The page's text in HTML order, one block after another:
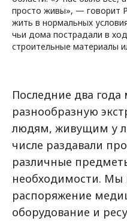
просто живы», — говорит
жить в нормальных
чьи дома пострадали в
строительные материалы
Последние два
разнообразную
людям, живущим у
числе раздавали
различные
необходимости. Мы
распоряжение
оборудование и